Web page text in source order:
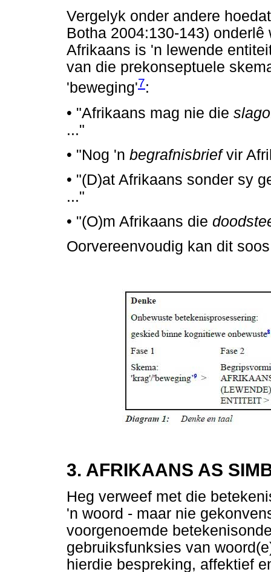
Vergelyk onder andere
Botha 2004:130-143)
Afrikaans is 'n lewende
van die prekonseptuele
'beweging'7:
• "Afrikaans mag nie die
..."
• "Nog 'n begrafnisbriefvir
• "(D)at Afrikaans sonder sy
..."
• "(O)m Afrikaans die
Oorvereenvoudig kan dit
3. AFRIKAANS AS
Heg verweef met die
'n woord - maar nie
voorgenoemde
gebruiksfunksies van
hierdie bespreking, affektief